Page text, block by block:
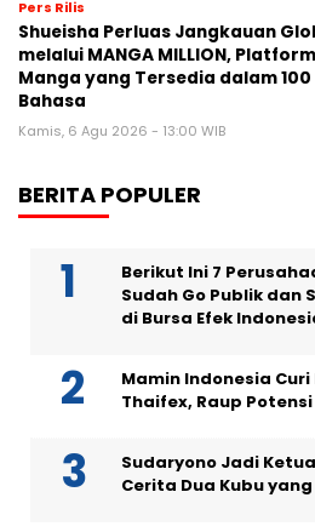
Pers Rilis
Shueisha Perluas Jangkauan
melalui MANGA MILLION, Platform
Manga yang Tersedia dalam 100
Bahasa
Kamis, 6 Agu 2026 - 13:00 WIB
BERITA POPULER
Berikut Ini 7
Sudah Go Publik
di Bursa Efek
Mamin Indonesia
Thaifex, Raup Potensi
Sudaryono Jadi
Cerita Dua Kubu